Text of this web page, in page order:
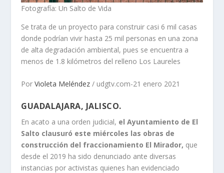
Fotografía: Un Salto de Vida
Se trata de un proyecto para construir casi 6 mil casas
donde podrían vivir hasta 25 mil personas en una zona
de alta degradación ambiental, pues se encuentra a
menos de 1.8 kilómetros del relleno Los Laureles
PorVioleta Meléndez / udgtv.com-21 enero 2021
GUADALAJARA, JALISCO.
En acato a una orden judicial, el Ayuntamiento de El
Salto clausuró este miércoles las obras de
construcción del fraccionamiento El Mirador, que
desde el 2019 ha sido denunciado ante diversas
instancias por activistas quienes han evidenciado